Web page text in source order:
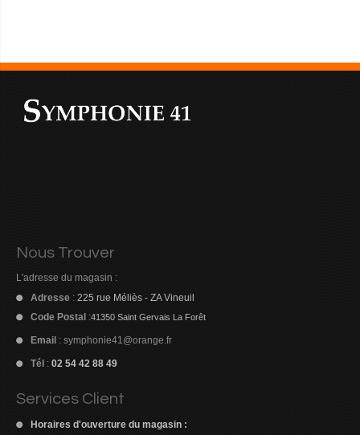
Nous Trouver
L'adresse du magasin :
Adresse : 225 rue Méliès - ZA Vineuil
Code Postal :41350 Saint Gervais La Forêt
Email : symphonie41@orange.fr
Tél : 02 54 42 88 49
Services Client
Horaires d'ouverture du magasin :